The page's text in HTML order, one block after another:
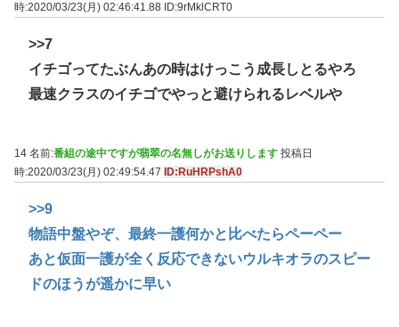
時:2020/03/23(月) 02:46:41.88 ID:9rMklCRT0
>>7
イチゴってたぶんあの時はけっこう成長しとるやろ
最速クラスのイチゴでやっと避けられるレベルや
14 名前:番組の途中ですが翡翠の名無しがお送りします 投稿日
時:2020/03/23(月) 02:49:54.47 ID:RuHRPshA0
>>9
物語中盤やぞ、最終一護何かと比べたらペーペー
あと仮面一護が全く反応できないウルキオラのスピー
ドのほうが遥かに早い